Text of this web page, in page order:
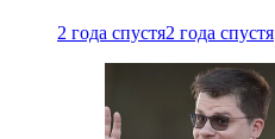
2 года спустя2 года спустя